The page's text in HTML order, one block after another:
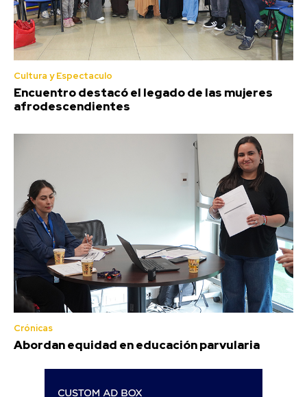
Cultura y Espectaculo
Encuentro destacó el legado de las mujeres
afrodescendientes
Crónicas
Abordan equidad en educación parvularia